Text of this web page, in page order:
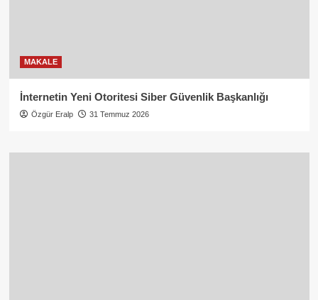
MAKALE
İnternetin Yeni Otoritesi Siber Güvenlik Başkanlığı
Özgür Eralp 31 Temmuz 2026